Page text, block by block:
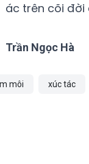
ác trên cõi đời
Trần Ngọc Hà
môi xúc tác